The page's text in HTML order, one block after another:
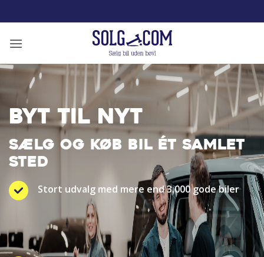
til
BYT TIL NYT
SÆLG OG KØB BIL ÉT SAMLET
STED
Stort udvalg med mere end 3.000 gode biler